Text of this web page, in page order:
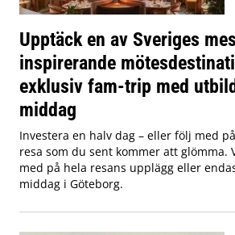
Upptäck en av Sveriges
inspirerande
exklusiv fam-trip med
middag
Investera en halv dag – eller följ med
resa som du sent kommer att glömma.
med på hela resans upplägg eller
middag i Göteborg.